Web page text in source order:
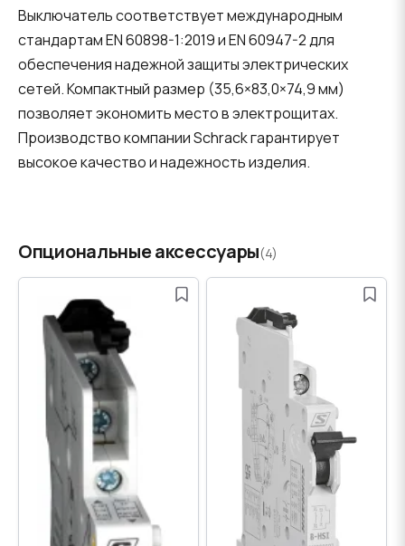
Выключатель соответствует международным
стандартам EN 60898-1:2019 и EN 60947-2 для
обеспечения надежной защиты электрических
сетей. Компактный размер (35,6×83,0×74,9 мм)
позволяет экономить место в электрощитах.
Производство компании Schrack гарантирует
высокое качество и надежность изделия.
Опциональные аксессуары(4)